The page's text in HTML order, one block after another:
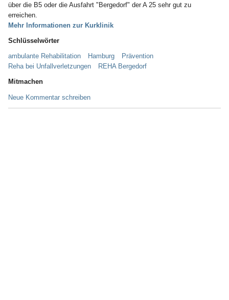
über die B5 oder die Ausfahrt "Bergedorf" der A 25 sehr gut zu
erreichen.
Mehr Informationen zur Kurklinik
Schlüsselwörter
ambulante Rehabilitation Hamburg
Prävention
Reha bei Unfallverletzungen
REHA Bergedorf
Mitmachen
Neue Kommentar schreiben